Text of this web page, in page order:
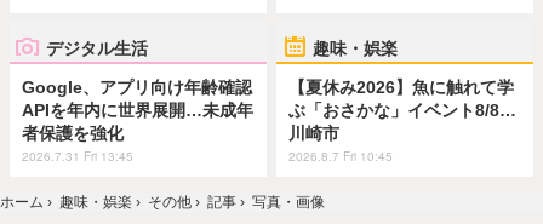
デジタル生活
Google、アプリ向け年齢確認
APIを年内に世界展開…未成年
者保護を強化
2026.7.31 Fri 13:45
趣味・娯楽
【夏休み2026】魚に触れて学
ぶ「おさかな」イベント8/8…
川崎市
2026.8.7 Fri 10:45
ホーム › 趣味・娯楽 › その他 › 記事 › 写真・画像